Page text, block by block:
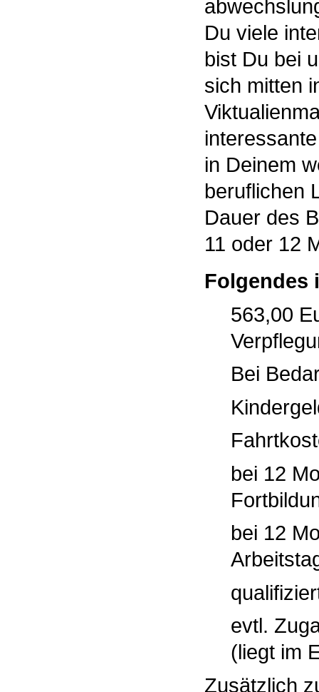
Du viele
bist Du bei
sich mitten
in Deinem
beruflichen
Dauer des
11 oder 12
Folgendes
563,00
Bei
bei 12
bei 12
evtl.
(liegt im
Zusätzlich